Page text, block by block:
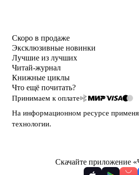
Скоро в продаже
Эксклюзивные новинки
Лучшие из лучших
Читай-журнал
Книжные циклы
Что ещё почитать?
Принимаем к оплате
На информационном ресурсе
технологии.
Скачайте приложение